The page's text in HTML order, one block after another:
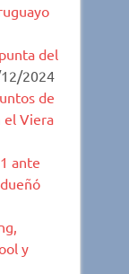
del
2024
de
el Viera
ante
y